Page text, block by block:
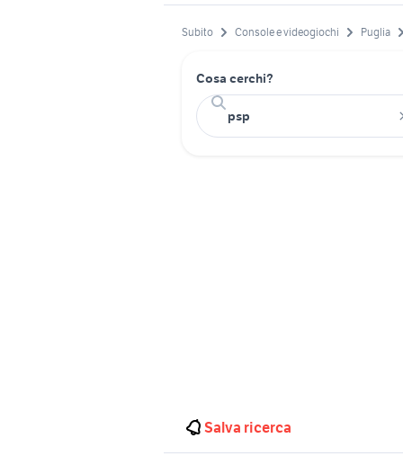
Subito Console e videogiochi Puglia
Cosa cerchi?
Salva ricerca